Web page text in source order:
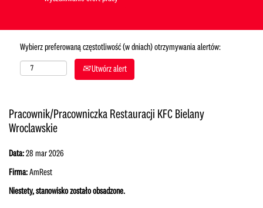
Wybierz preferowaną częstotliwość (w dniach) otrzymywania alertów:
Utwórz alert
Pracownik/Pracowniczka Restauracji KFC Bielany
Wroclawskie
Data:28 mar 2026
Firma:AmRest
Niestety, stanowisko zostało obsadzone.